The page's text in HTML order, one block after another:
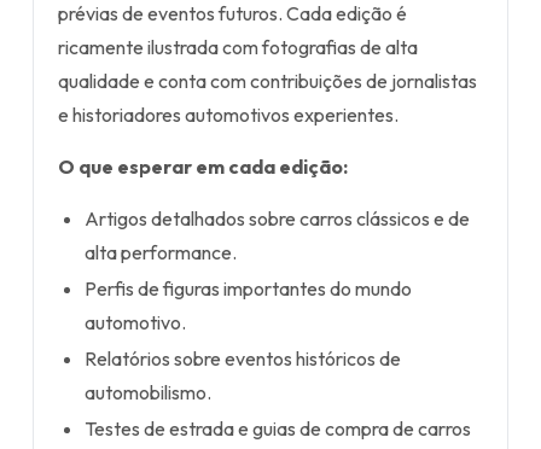
prévias de eventos futuros. Cada edição é
ricamente ilustrada com fotografias de alta
qualidade e conta com contribuições de jornalistas
e historiadores automotivos experientes.
O que esperar em cada edição:
Artigos detalhados sobre carros clássicos e de
alta performance.
Perfis de figuras importantes do mundo
automotivo.
Relatórios sobre eventos históricos de
automobilismo.
Testes de estrada e guias de compra de carros